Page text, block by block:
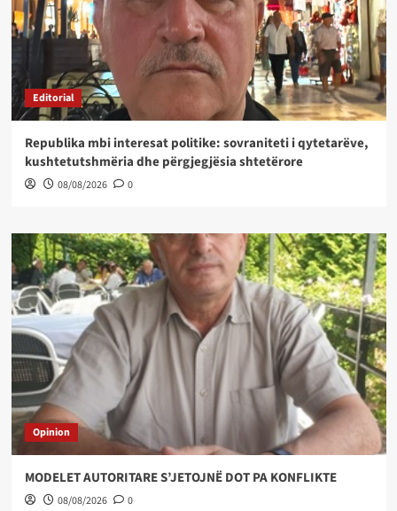
Editorial
Republika mbi interesat politike: sovraniteti i qytetarëve,
kushtetutshmëria dhe përgjegjësia shtetërore
08/08/2026 0
Opinion
MODELET AUTORITARE S’JETOJNË DOT PA KONFLIKTE
08/08/2026 0